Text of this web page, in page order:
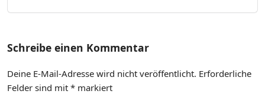
Schreibe einen Kommentar
Deine E-Mail-Adresse wird nicht veröffentlicht. Erforderliche
Felder sind mit * markiert